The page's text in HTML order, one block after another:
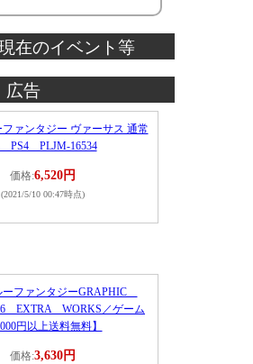
在のイベント等
広告
ァンタジー ヴァーサス 通常
PS4 PLJM-16534
価格:6,520円
(2021/5/10 00:47時点)
ーファンタジーGRAPHIC
EXTRA WORKS／ゲーム
円以上送料無料】
価格:3,630円